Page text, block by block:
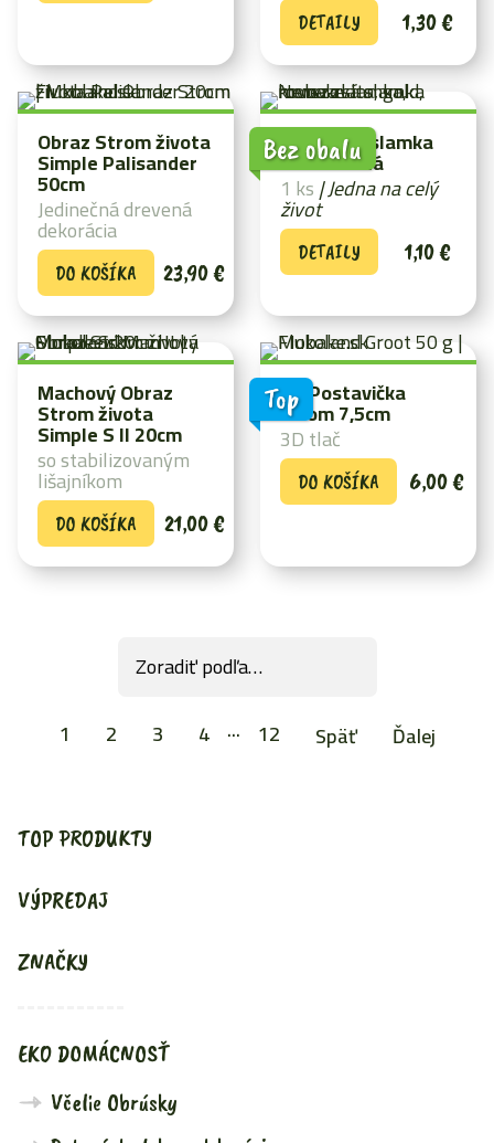
1,30€
DETAILY
Obraz Strom života
Simple Palisander
50cm
23,90€
Jedinečná drevená
dekorácia
DO KOŠÍKA
Nerezová slamka
rovná Zlatá
1,10€
1 ks| Jedna na celý
život
Bez obalu
DETAILY
Machový Obraz
Strom života
Simple S II 20cm
21,00€
so stabilizovaným
lišajníkom
DO KOŠÍKA
3D Postavička
strom 7,5cm
6,00€
3D tlač
Top
DO KOŠÍKA
1 2 3 4 ··· 12 Späť Ďalej
TOP PRODUKTY
VÝPREDAJ
ZNAČKY
EKO DOMÁCNOSŤ
Včelie Obrúsky